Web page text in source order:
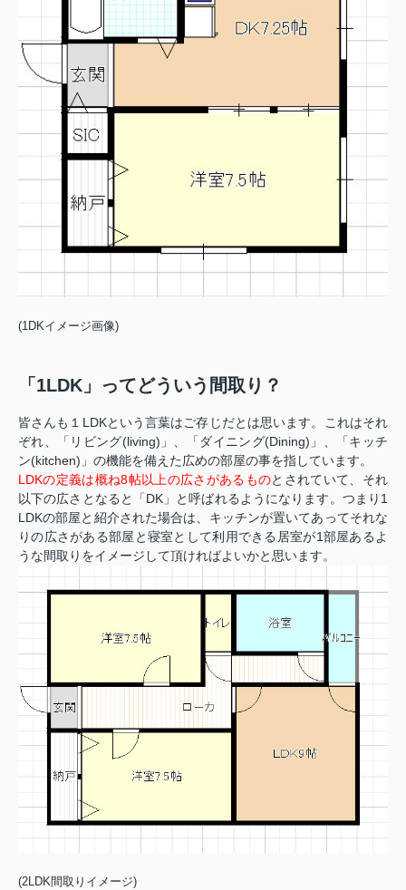
(1DKイメージ画像)
「1LDK」ってどういう間取り？
皆さんも１LDKという言葉はご存じだとは思います。これはそれ
ぞれ、「リビング(living)」、「ダイニング(Dining)」、「キッチ
ン(kitchen)」の機能を備えた広めの部屋の事を指しています。
LDKの定義は概ね8帖以上の広さがあるものとされていて、それ
以下の広さとなると「DK」と呼ばれるようになります。つまり1
LDKの部屋と紹介された場合は、キッチンが置いてあってそれな
りの広さがある部屋と寝室として利用できる居室が1部屋あるよ
うな間取りをイメージして頂ければよいかと思います。
(2LDK間取りイメージ)